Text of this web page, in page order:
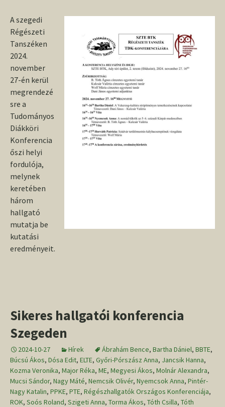
A szegedi
Régészeti
Tanszéken
2024.
november
27-én kerül
megrendezé
sre a
Tudományos
Diákköri
Konferencia
őszi helyi
fordulója,
melynek
keretében
három
hallgató
mutatja be
kutatási
eredményeit.
Sikeres hallgatói konferencia
Szegeden
2024-10-27 Hírek Ábrahám Bence, Bartha Dániel, BBTE,
Búcsú Ákos, Dósa Edit, ELTE, Győri-Pórszász Anna, Jancsik Hanna,
Kozma Veronika, Major Réka, ME, Megyesi Ákos, Molnár Alexandra,
Mucsi Sándor, Nagy Máté, Nemcsik Olivér, Nyemcsok Anna, Pintér-
Nagy Katalin, PPKE, PTE, Régészhallgatók Országos Konferenciája,
ROK, Soós Roland, Szigeti Anna, Torma Ákos, Tóth Csilla, Tóth